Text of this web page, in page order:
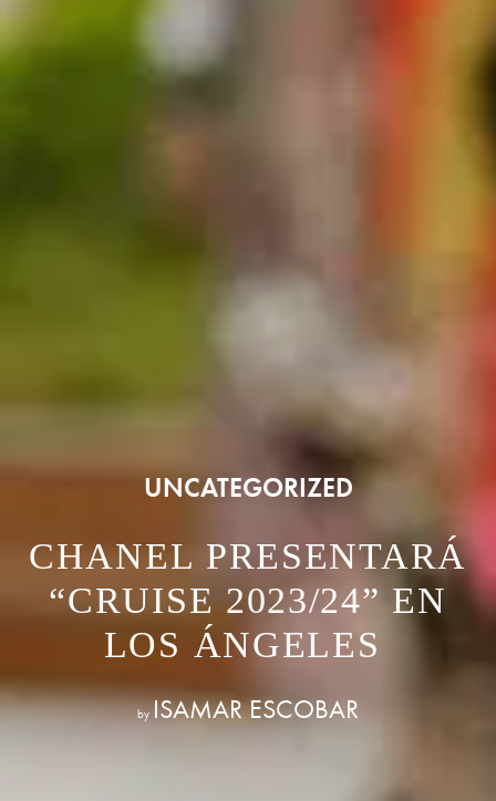
UNCATEGORIZED
CHANEL PRESENTARÁ
“CRUISE 2023/24” EN
LOS ÁNGELES
by ISAMAR ESCOBAR